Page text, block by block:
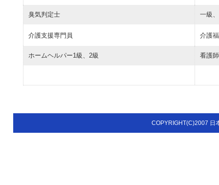
臭気判定士
介護支援専門員
一級
介護
ホームヘルパー1級、2級 看護師
COPYRIGHT(C)2007 日